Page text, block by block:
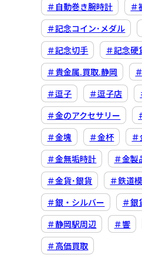
＃自動巻き腕時計
＃
＃記念コイン･メダル
＃記念切手
＃記念硬
＃貴金属.買取.静岡
＃逗子
＃逗子店
＃金のアクセサリー
＃金塊
＃金杯
＃金無垢時計
＃金製
＃金貨･銀貨
＃鉄道
＃銀・シルバー
＃銀
＃静岡駅周辺
＃響
＃高価買取